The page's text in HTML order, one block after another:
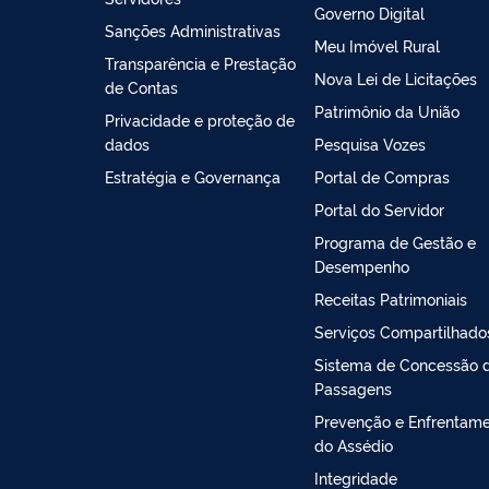
Sanções Administrativas
Transparência e Prestação
de Contas
Privacidade e proteção de
dados
Estratégia e Governança
Governo Digital
Meu Imóvel Rural
Nova Lei de Licitações
Patrimônio da União
Pesquisa Vozes
Portal de Compras
Portal do Servidor
Programa de Gestão e
Desempenho
Receitas Patrimoniais
Serviços
Sistema de Concessão
Passagens
Prevenção e
do Assédio
Integridade